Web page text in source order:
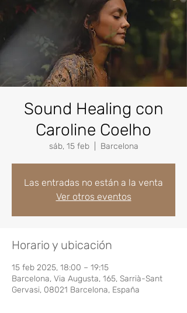
Sound Healing con
Caroline Coelho
sáb, 15 feb
  |
Barcelona
Las entradas no están a la venta
Ver otros eventos
Horario y ubicación
15 feb 2025, 18:00 – 19:15
Barcelona, Via Augusta, 165, Sarrià-Sant
Gervasi, 08021 Barcelona, España